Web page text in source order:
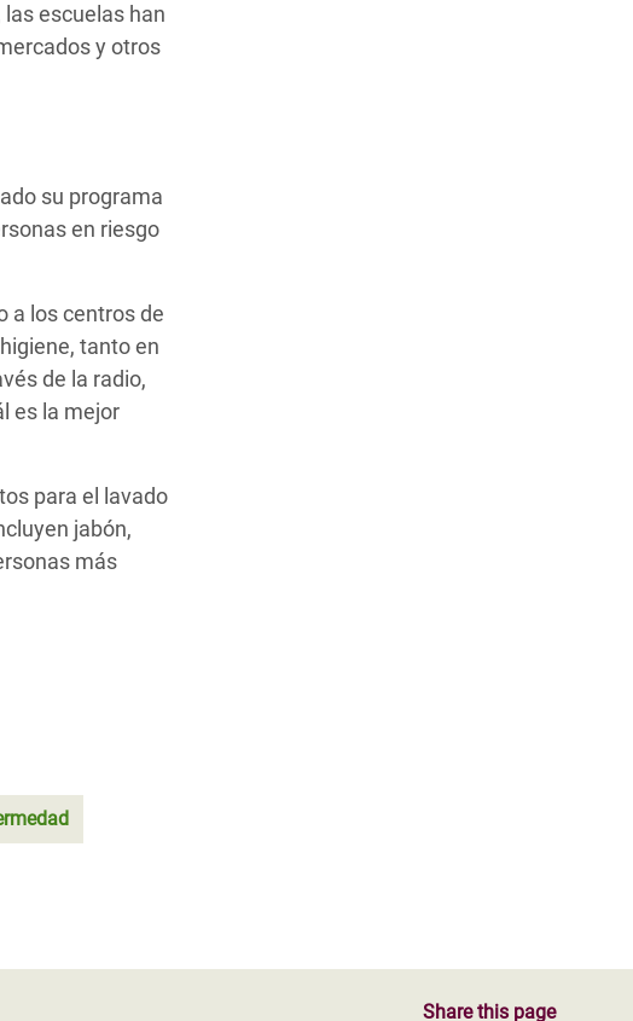
escuelas han
y otros
su programa
en riesgo
a los centros de
tanto en
de la radio,
es la mejor
para el lavado
jabón,
más
Share this page